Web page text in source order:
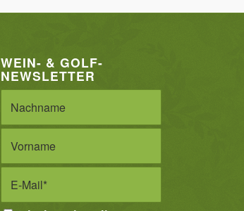
WEIN- & GOLF-
NEWSLETTER